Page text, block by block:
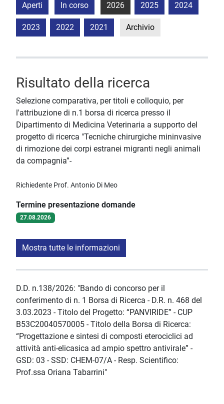
Aperti In corso 2026 2025 2024
2023 2022 2021 Archivio
Risultato della ricerca
Selezione comparativa, per titoli e colloquio, per
l'attribuzione di n.1 borsa di ricerca presso il
Dipartimento di Medicina Veterinaria a supporto del
progetto di ricerca "Tecniche chirurgiche mininvasive
di rimozione dei corpi estranei migranti negli animali
da compagnia”-
Richiedente Prof. Antonio Di Meo
Termine presentazione domande
27.08.2026
Mostra tutte le informazioni
D.D. n.138/2026: "Bando di concorso per il
conferimento di n. 1 Borsa di Ricerca - D.R. n. 468 del
3.03.2023 - Titolo del Progetto: “PANVIRIDE” - CUP
B53C20040570005 - Titolo della Borsa di Ricerca:
“Progettazione e sintesi di composti eterociclici ad
attività anti-elicasica ad ampio spettro antivirale” -
GSD: 03 - SSD: CHEM-07/A - Resp. Scientifico:
Prof.ssa Oriana Tabarrini"